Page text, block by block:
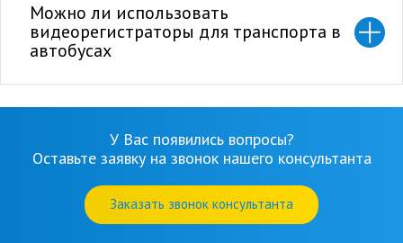
Можно ли использовать
видеорегистраторы для транспорта в
автобусах
У Вас появились вопросы?
Оставьте заявку на звонок нашего консультанта
Заказать звонок консультанта